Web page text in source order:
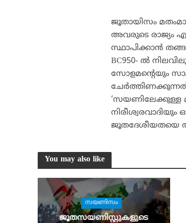
ജൂതായിസം
അവരുടെ രാജ്യം
സ്ഥാപിക്കാന്‍
BC950- ല്‍
സോളമന്റെയും
ചേര്‍ത്തിണക്കുന്നത്.
‘സയണിലേക്കുള്ള
ജൂതദേശീയതയെ
You may also like
സയണിസം
ജൂതസയണിസ്റ്റുകളുടെ